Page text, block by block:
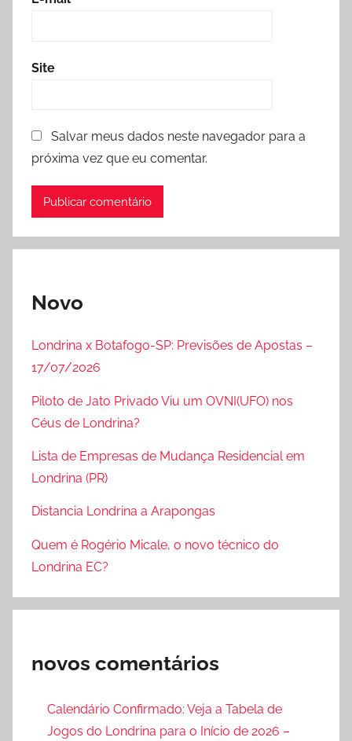
Site
Salvar meus dados neste navegador para a
próxima vez que eu comentar.
Novo
Londrina x Botafogo-SP: Previsões de Apostas –
17/07/2026
Piloto de Jato Privado Viu um OVNI(UFO) nos
Céus de Londrina?
Lista de Empresas de Mudança Residencial em
Londrina (PR)
Distancia Londrina a Arapongas
Quem é Rogério Micale, o novo técnico do
Londrina EC?
novos comentários
Calendário Confirmado: Veja a Tabela de
Jogos do Londrina para o Início de 2026 –